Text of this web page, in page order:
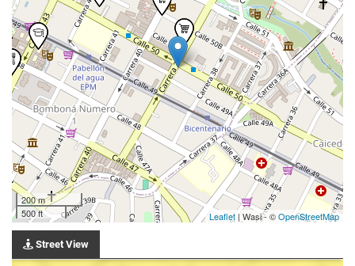
200 m
500 ft
Leaflet | Wasi - ©OpenStreetMap
Street View